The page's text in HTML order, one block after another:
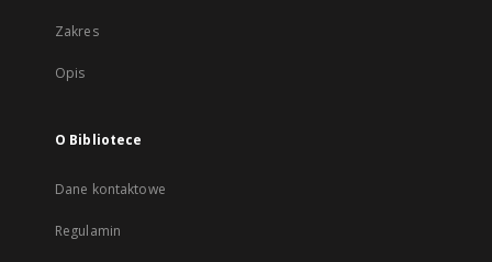
Zakres
Opis
O Bibliotece
Dane kontaktowe
Regulamin